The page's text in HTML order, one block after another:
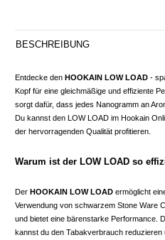
BESCHREIBUNG
Entdecke den HOOKAIN LOW LOAD -
Kopf für eine gleichmäßige und effiziente
sorgt dafür, dass jedes Nanogramm an
Du kannst den LOW LOAD im Hookain
der hervorragenden Qualität profitieren.
Warum ist der LOW LOAD so
Der HOOKAIN LOW LOAD ermöglicht
Verwendung von schwarzem Stone Ware
und bietet eine bärenstarke Performance.
kannst du den Tabakverbrauch